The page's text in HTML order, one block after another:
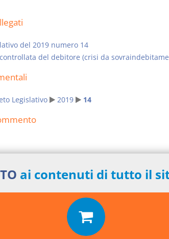
del 2019 numero 14
del debitore (crisi da
Legislativo 2019 14
ai contenuti di tutto il